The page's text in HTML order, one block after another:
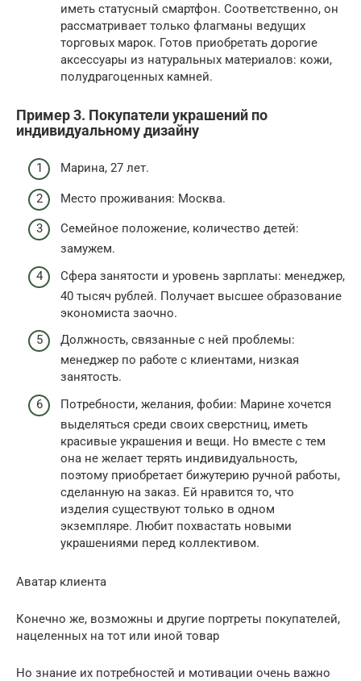
иметь статусный смартфон. Соответственно, он
рассматривает только флагманы ведущих
торговых марок. Готов приобретать дорогие
аксессуары из натуральных материалов: кожи,
полудрагоценных камней.
Пример 3. Покупатели украшений по
индивидуальному дизайну
Марина, 27 лет.
Место проживания: Москва.
Семейное положение, количество детей:
замужем.
Сфера занятости и уровень зарплаты: менеджер,
40 тысяч рублей. Получает высшее образование
экономиста заочно.
Должность, связанные с ней проблемы:
менеджер по работе с клиентами, низкая
занятость.
Потребности, желания, фобии: Марине хочется
выделяться среди своих сверстниц, иметь
красивые украшения и вещи. Но вместе с тем
она не желает терять индивидуальность,
поэтому приобретает бижутерию ручной работы,
сделанную на заказ. Ей нравится то, что
изделия существуют только в одном
экземпляре. Любит похвастать новыми
украшениями перед коллективом.
Аватар клиента
Конечно же, возможны и другие портреты покупателей,
нацеленных на тот или иной товар
Но знание их потребностей и мотивации очень важно